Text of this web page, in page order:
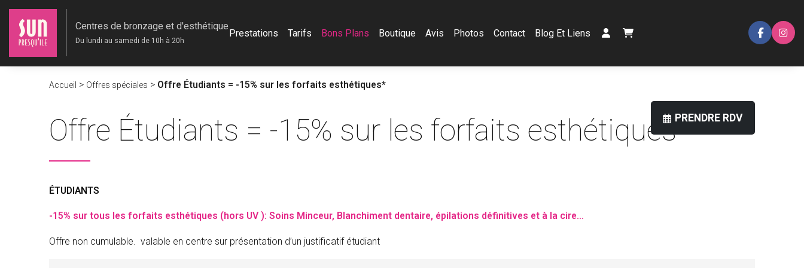
contenu
Prestations Tarifs Bons Plans Boutique Avis Photos Contact Blog Et Liens
Centres de bronzage et d'esthétique
Du lundi au samedi de 10h à 20h
Accueil > Offres spéciales > Offre Étudiants = -15% sur les forfaits esthétiques*
Offre Étudiants = -15% sur les forfaits esthétiques*
ÉTUDIANTS
-15% sur tous les forfaits esthétiques (hors UV ): Soins Minceur, Blanchiment dentaire, épilations définitives et à la cire…
Offre non cumulable. valable en centre sur présentation d’un justificatif étudiant